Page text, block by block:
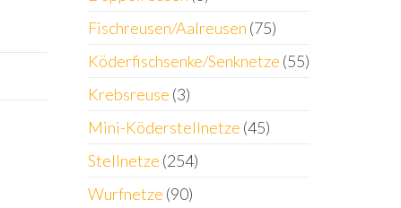
Fischreusen/Aalreusen (75)
Köderfischsenke/Senknetze (55)
Krebsreuse (3)
Mini-Köderstellnetze (45)
Stellnetze (254)
Wurfnetze (90)